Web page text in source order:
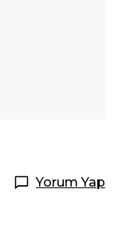
Yorum Yap